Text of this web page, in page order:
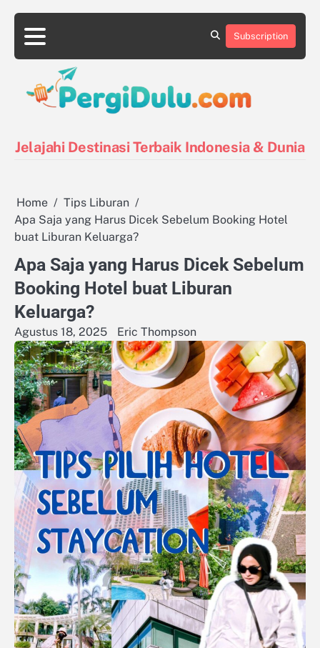
content
Destinasi
Destinasi
Kontak
Kuliner
Tentang
Tips
Subscription
Jelajahi Destinasi Terbaik Indonesia & Dunia
Home
Tips Liburan
Apa Saja yang Harus Dicek Sebelum Booking Hotel
buat Liburan Keluarga?
Apa Saja yang Harus Dicek Sebelum
Booking Hotel buat Liburan
Keluarga?
Agustus 18, 2025 Eric Thompson